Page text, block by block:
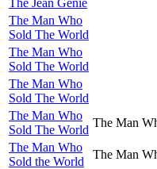
The Man Who
Sold The World
The Man Who
Sold The World
The Man Who
Sold The World
The Man Who
Sold The World
The Man
The Man Who
Sold the World
The Man